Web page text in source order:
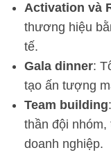
Activation và
thương hiệu
tế.
Gala dinner:
tạo ấn tượng
Team building
thần đội
doanh nghiệp.